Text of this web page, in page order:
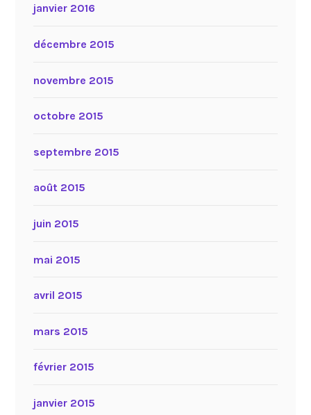
janvier 2016
décembre 2015
novembre 2015
octobre 2015
septembre 2015
août 2015
juin 2015
mai 2015
avril 2015
mars 2015
février 2015
janvier 2015